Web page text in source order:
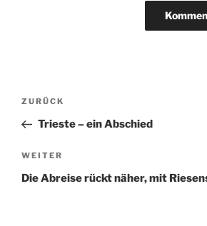
Beitragsnavigation
Vorheriger
Beitrag
ZURÜCK
Trieste – ein Abschied
Nächster
Beitrag
WEITER
Die Abreise rückt näher, mit